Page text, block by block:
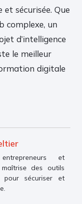
sécurisée. Que
complexe, un
d’intelligence
le meilleur
digitale
et
des outils
pour sécuriser et